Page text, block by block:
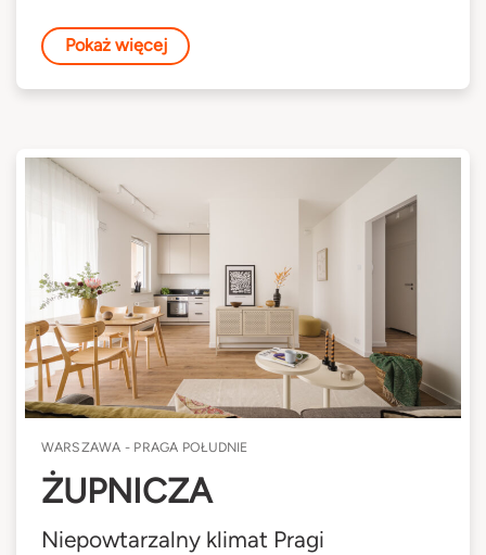
Pokaż więcej
WARSZAWA - PRAGA POŁUDNIE
ŻUPNICZA
Niepowtarzalny klimat Pragi